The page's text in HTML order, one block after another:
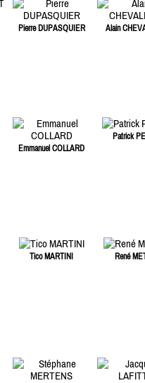
Pierre DUPASQUIER
Alain
Emmanuel COLLARD
Patrick
Tico MARTINI René